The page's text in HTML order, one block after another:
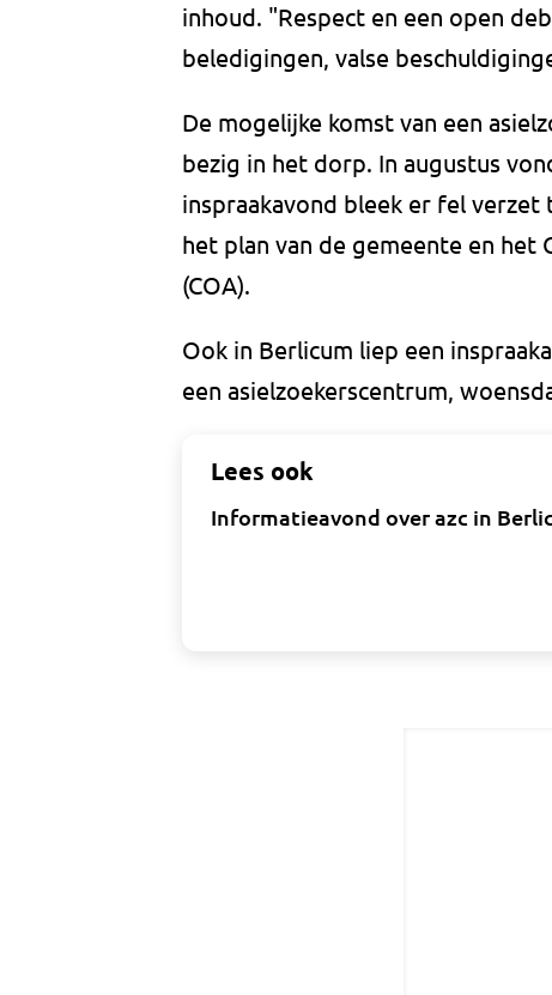
inhoud. "Respect en een open
beledigingen, valse
De mogelijke komst van een
bezig in het dorp. In augustus
inspraakavond bleek er fel verzet
het plan van de gemeente en het
(COA).
Ook in Berlicum liep een
een asielzoekerscentrum,
Lees ook
Informatieavond over azc in